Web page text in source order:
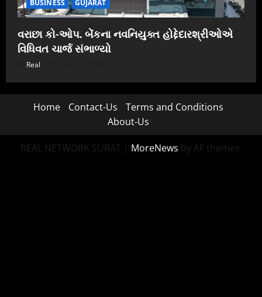
BUSINESS GUJARAT
વરાછા કો-ઓપ. બેંકના નવનિયુક્ત હોદ્દેદારશ્રીઓએ
વિધિવત ચાર્જ સંભાળ્યો
Real
Home Contact-Us
Terms and Conditions
About-Us
REAL NETWORK SURAT | MoreNews by AF themes.